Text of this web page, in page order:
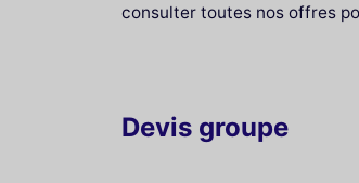
consulter toutes nos offres
Devis groupe